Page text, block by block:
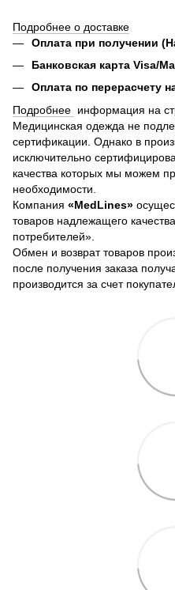
Подробнее о доставке
Оплата при получении
Банковская карта Visa/
Оплата по перерасчету
Подробнее информация на
Медицинская одежда не
сертификации. Однако в
исключительно
качества которых мы можем
необходимости.
Компания «MedLines»
товаров надлежащего
потребителей».
Обмен и возврат товаров
после получения заказа
производится за счет